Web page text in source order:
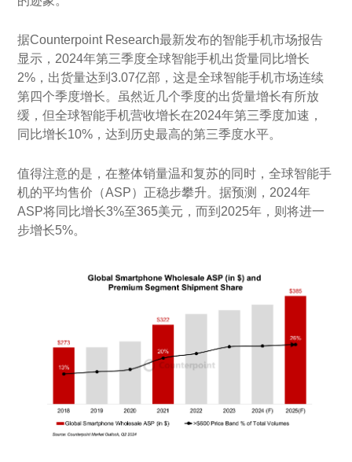
据Counterpoint Research最新发布的智能手机市场报告
显示，2024年第三季度全球智能手机出货量同比增长
2%，出货量达到3.07亿部，这是全球智能手机市场连续
第四个季度增长。虽然近几个季度的出货量增长有所放
缓，但全球智能手机营收增长在2024年第三季度加速，
同比增长10%，达到历史最高的第三季度水平。
值得注意的是，在整体销量温和复苏的同时，全球智能手
机的平均售价（ASP）正稳步攀升。据预测，2024年
ASP将同比增长3%至365美元，而到2025年，则将进一
步增长5%。